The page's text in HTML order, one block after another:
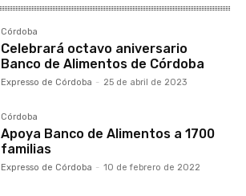
Córdoba
Celebrará octavo aniversario
Banco de Alimentos de Córdoba
Expresso de Córdoba - 25 de abril de 2023
Córdoba
Apoya Banco de Alimentos a 1700
familias
Expresso de Córdoba - 10 de febrero de 2022